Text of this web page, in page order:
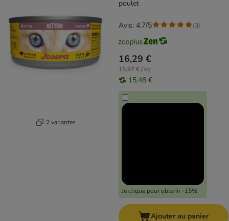
2 variantes
poulet
16,29 €
15,97 € / kg
15,48 €
Je clique pour obtenir -15%
Avis: 4.7/5 (3)
Ajouter au panier